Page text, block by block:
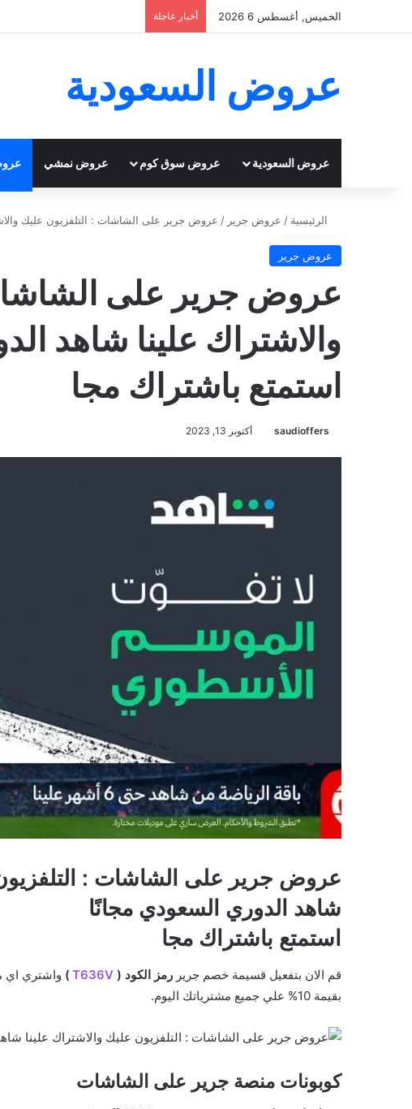
الخميس, أغسطس 6 2026 أخبار عاجلة
عروض السعودية
عروض السعودية عروض سوق كوم عروض نمشي
الرئيسية / عروض جرير / عروض جرير على الشاشات : التلفزيون عليك
عروض جرير
عروض جرير على
والاشتراك علينا شاهد
استمتع باشتراك مجا
saudioffers أكتوبر 13, 2023
عروض جرير على الشاشات : التلفزيون
شاهد الدوري السعودي مجانًا
استمتع باشتراك مجا
قم الان بتفعيل قسيمة خصم جرير رمز الكود ( T636V
) واشتري
بقيمة 10% علي جميع مشترياتك اليوم.
كوبونات منصة جرير على الشاشات